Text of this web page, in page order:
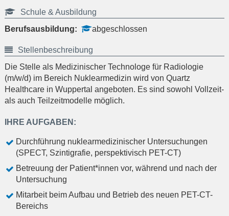
Schule & Ausbildung
Berufsausbildung:
abgeschlossen
Stellenbeschreibung
Die Stelle als Medizinischer Technologe für Radiologie
(m/w/d) im Bereich Nuklearmedizin wird von Quartz
Healthcare in Wuppertal angeboten. Es sind sowohl Vollzeit-
als auch Teilzeitmodelle möglich.
IHRE AUFGABEN:
Durchführung nuklearmedizinischer Untersuchungen
(SPECT, Szintigrafie, perspektivisch PET-CT)
Betreuung der Patient*innen vor, während und nach der
Untersuchung
Mitarbeit beim Aufbau und Betrieb des neuen PET-CT-
Bereichs